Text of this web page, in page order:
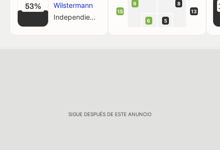
53%
Wilstermann
Independiente
15
9 8
6 5
13
SIGUE DESPUÉS DE ESTE ANUNCIO